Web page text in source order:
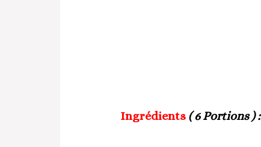
Ingrédients ( 6 Portions ) :